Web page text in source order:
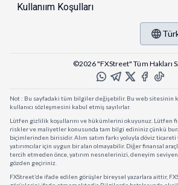
Kullanıım Koşulları
©2026 "FXStreet" Tüm Hakları
Not : Bu sayfadaki tüm bilgiler değişebilir. Bu web sitesinin
kullanıcı sözleşmesini kabul etmiş sayılırlar.
Lütfen gizlilik koşullarını ve hükümlerini okuyunuz. Lütfen
riskler ve maliyetler konusunda tam bilgi edininiz çünkü
biçimlerinden birisidir. Alım satım farkı yoluyla döviz
yatırımcılar için uygun bir alan olmayabilir. Diğer finansal
tercih etmeden önce, yatırım nesnelerinizi, deneyim
gözden geçiriniz.
FXStreet’de ifade edilen görüşler bireysel yazarlara aittir,